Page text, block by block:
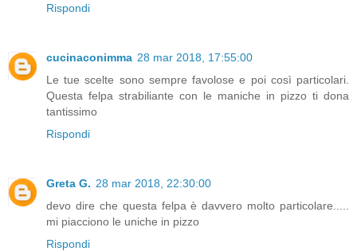
Rispondi
cucinaconimma 28 mar 2018, 17:55:00
Le tue scelte sono sempre favolose e poi così particolari.
Questa felpa strabiliante con le maniche in pizzo ti dona
tantissimo
Rispondi
Greta G. 28 mar 2018, 22:30:00
devo dire che questa felpa è davvero molto particolare.....
mi piacciono le uniche in pizzo
Rispondi